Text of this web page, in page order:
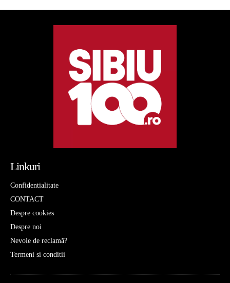
Linkuri
Confidentialitate
CONTACT
Despre cookies
Despre noi
Nevoie de reclamă?
Termeni si conditii